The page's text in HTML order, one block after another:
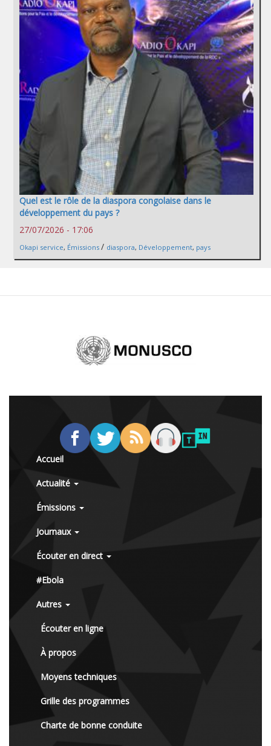
Quel est le rôle de la diaspora congolaise dans le
développement du pays ?
27/07/2026 - 17:06
Okapi service, Émissions / diaspora, Développement, pays
Accueil
Actualité
Émissions
Journaux
Écouter en direct
#Ebola
Autres
Écouter en ligne
À propos
Moyens techniques
Grille des programmes
Charte de bonne conduite